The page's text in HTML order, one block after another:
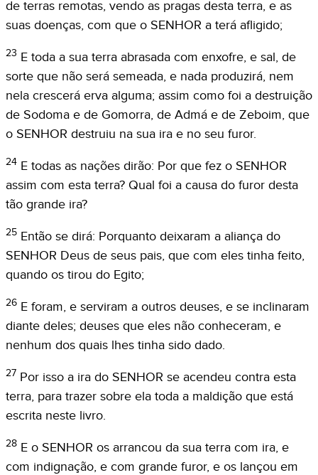
de terras remotas, vendo as pragas desta terra, e as
suas doenças, com que o SENHOR a terá afligido;
23 E toda a sua terra abrasada com enxofre, e sal, de
sorte que não será semeada, e nada produzirá, nem
nela crescerá erva alguma; assim como foi a destruição
de Sodoma e de Gomorra, de Admá e de Zeboim, que
o SENHOR destruiu na sua ira e no seu furor.
24 E todas as nações dirão: Por que fez o SENHOR
assim com esta terra? Qual foi a causa do furor desta
tão grande ira?
25 Então se dirá: Porquanto deixaram a aliança do
SENHOR Deus de seus pais, que com eles tinha feito,
quando os tirou do Egito;
26 E foram, e serviram a outros deuses, e se inclinaram
diante deles; deuses que eles não conheceram, e
nenhum dos quais lhes tinha sido dado.
27 Por isso a ira do SENHOR se acendeu contra esta
terra, para trazer sobre ela toda a maldição que está
escrita neste livro.
28 E o SENHOR os arrancou da sua terra com ira, e
com indignação, e com grande furor, e os lançou em